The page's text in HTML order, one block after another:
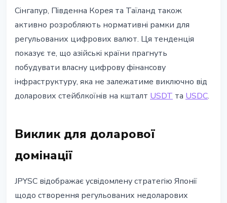
Сінгапур, Південна Корея та Таїланд також
активно розробляють нормативні рамки для
регульованих цифрових валют. Ця тенденція
показує те, що азійські країни прагнуть
побудувати власну цифрову фінансову
інфраструктуру, яка не залежатиме виключно від
доларових стейблкоїнів на кшталт USDT та USDC.
Виклик для доларової
домінації
JPYSC відображає усвідомлену стратегію Японії
щодо створення регульованих недоларових